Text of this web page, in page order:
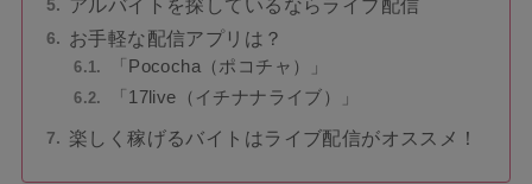
アルバイトを探しているならライブ配信
お手軽な配信アプリは？
「Pococha（ポコチャ）」
「17live（イチナナライブ）」
楽しく稼げるバイトはライブ配信がオススメ！